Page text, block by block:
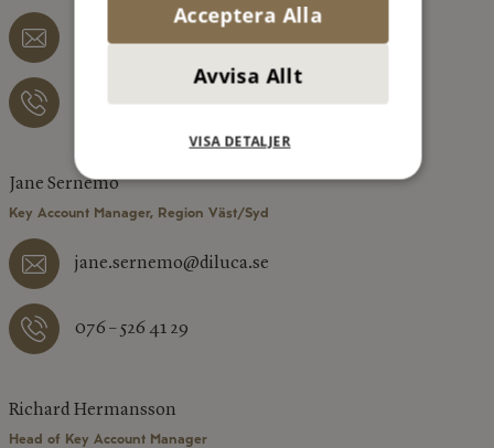
anna.lofgren@diluca.se
073 – 077 12 06
Jane Sernemo
Key Account Manager, Region Väst/Syd
jane.sernemo@diluca.se
076 – 526 41 29
Richard Hermansson
Head of Key Account Manager
Acceptera Alla
Avvisa Allt
VISA DETALJER